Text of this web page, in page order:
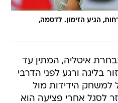
הגיע הזימון. לדסמה,
איטליה, המתין עד
בליגה ורגע לפני הדרבי
למשחק הידידות מול
לסגל אחרי פציעה הוא